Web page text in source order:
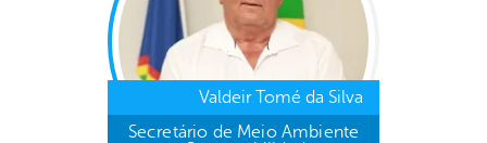
Valdeir Tomé da Silva
Secretário de Meio Ambiente